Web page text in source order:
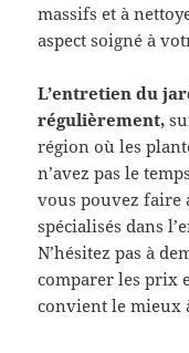
massifs et à
aspect soigné à
L’entretien du
régulièrement,
région où les
n’avez pas le
vous pouvez faire
spécialisés dans
N’hésitez pas à
comparer les prix
convient le mieux